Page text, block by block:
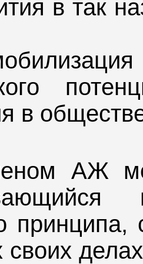
в так
в
АЖ
своих